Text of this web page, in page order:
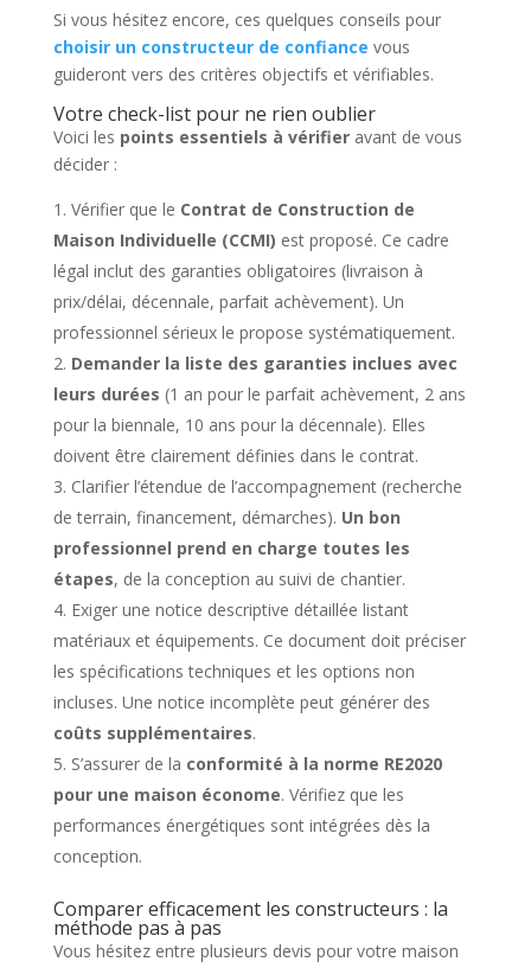
Si vous hésitez encore, ces quelques conseils pour
choisir un constructeur de confiance vous
guideront vers des critères objectifs et vérifiables.
Votre check-list pour ne rien oublier
Voici les points essentiels à vérifieravant de vous
décider :
Vérifier que le Contrat de Construction de
Maison Individuelle (CCMI) est proposé. Ce cadre
légal inclut des garanties obligatoires (livraison à
prix/délai, décennale, parfait achèvement). Un
professionnel sérieux le propose systématiquement.
Demander la liste des garanties inclues avec
leurs durées (1 an pour le parfait achèvement, 2 ans
pour la biennale, 10 ans pour la décennale). Elles
doivent être clairement définies dans le contrat.
Clarifier l’étendue de l’accompagnement (recherche
de terrain, financement, démarches). Un bon
professionnel prend en charge toutes les
étapes, de la conception au suivi de chantier.
Exiger une notice descriptive détaillée listant
matériaux et équipements. Ce document doit préciser
les spécifications techniques et les options non
incluses. Une notice incomplète peut générer des
coûts supplémentaires.
S’assurer de la conformité à la norme RE2020
pour une maison économe. Vérifiez que les
performances énergétiques sont intégrées dès la
conception.
Comparer efficacement les constructeurs : la
méthode pas à pas
Vous hésitez entre plusieurs devis pour votre maison